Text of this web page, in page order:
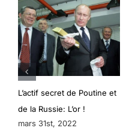
L’actif secret de Poutine et
de la Russie: L’or !
mars 31st, 2022